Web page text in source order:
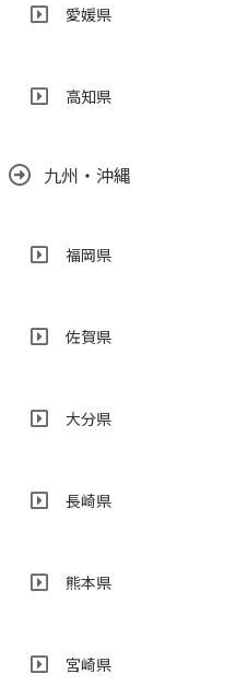
愛媛県
高知県
九州・沖縄
福岡県
佐賀県
大分県
長崎県
熊本県
宮崎県